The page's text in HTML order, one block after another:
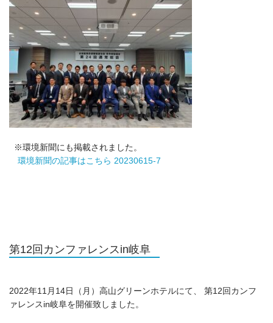
※環境新聞にも掲載されました。
環境新聞の記事はこちら 20230615-7
第12回カンファレンスin岐阜
2022年11月14日（月）高山グリーンホテルにて、 第12回カンフ
ァレンスin岐阜を開催致しました。